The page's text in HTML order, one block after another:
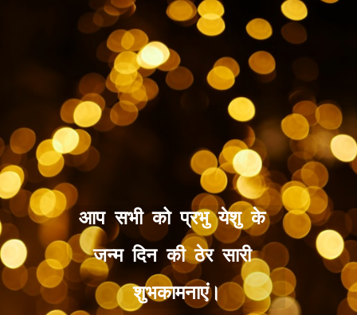
आप सभी को प्रभु येशु के
जन्म दिन की ठेर सारी
शुभकामनाएं।